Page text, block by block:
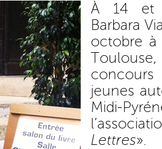
À 14 et
Barbara
octobre à
jeunes
Midi-
Lettres».